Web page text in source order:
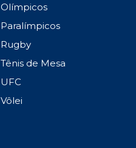
Olímpicos
Paralímpicos
Rugby
Tênis de Mesa
UFC
Vôlei